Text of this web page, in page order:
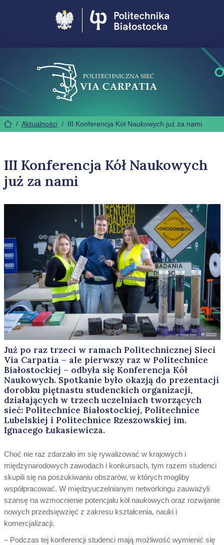
/ Aktualności/ III Konferencja Kół Naukowych już za nami
III Konferencja Kół Naukowych
już za nami
Już po raz trzeci w ramach Politechnicznej Sieci
Via Carpatia – ale pierwszy raz w Politechnice
Białostockiej – odbyła się Konferencja Kół
Naukowych. Spotkanie było okazją do prezentacji
dorobku piętnastu studenckich organizacji,
działających w trzech uczelniach tworzących
sieć: Politechnice Białostockiej, Politechnice
Lubelskiej i Politechnice Rzeszowskiej im.
Ignacego Łukasiewicza.
Choć nie raz zdarzało im się rywalizować w krajowych i
międzynarodowych zawodach i konkursach, tym razem studenci
skupili się na poszukiwaniu obszarów, w których mogliby
współpracować. W międzyuczelnianym networkingu zauważyli
szansę na wzmocnienie potencjału kół naukowych oraz rozwijanie
nowych przedsięwzięć z zakresu kształcenia, nauki i
komercjalizacji.
– Podczas tej konferencji studenci mają możliwość wymienić się